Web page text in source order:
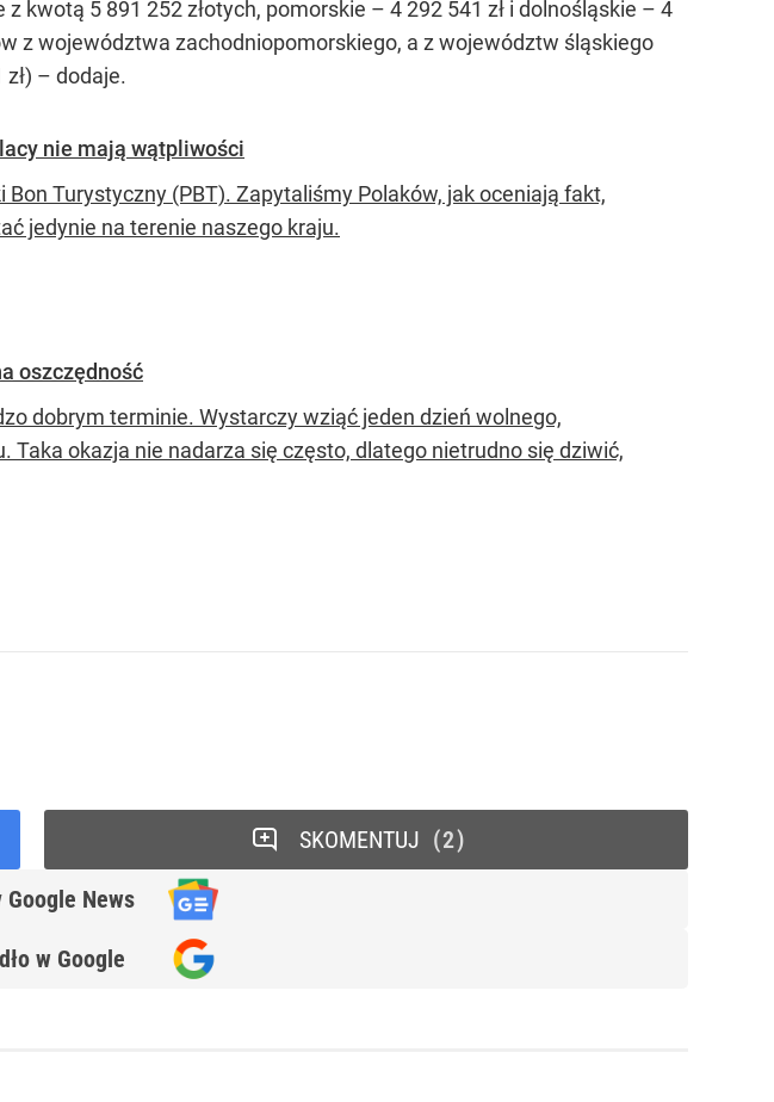
kwotą 5 891 252 złotych, pomorskie – 4 292 541 zł i dolnośląskie – 4
z województwa zachodniopomorskiego, a z województw śląskiego
– dodaje.
nie mają wątpliwości
Turystyczny (PBT). Zapytaliśmy Polaków, jak oceniają fakt,
jedynie na terenie naszego kraju.
oszczędność
dobrym terminie. Wystarczy wziąć jeden dzień wolnego,
Taka okazja nie nadarza się często, dlatego nietrudno się dziwić,
Google News
w Google
SKOMENTUJ 2